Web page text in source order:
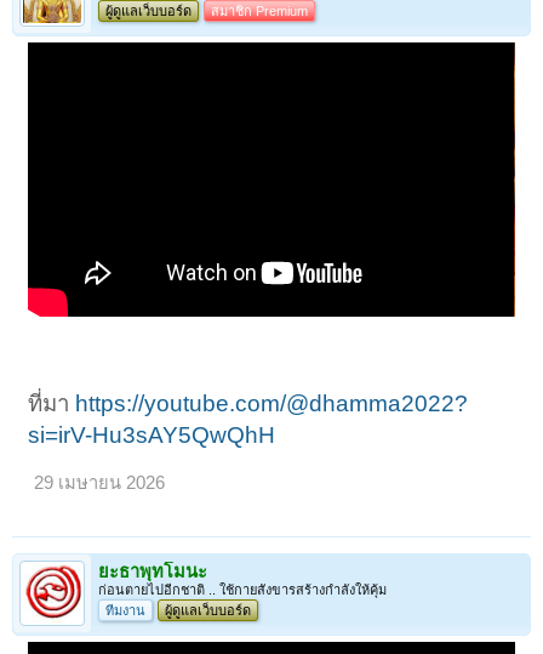
ผู้ดูแลเว็บบอร์ด
สมาชิก Premium
ที่มา https://youtube.com/@dhamma2022?
si=irV-Hu3sAY5QwQhH
29 เมษายน 2026
ยะธาพุทโมนะ
ก่อนตายไปอีกชาติ .. ใช้กายสังขารสร้างกำลังให้คุ้ม
ทีมงาน
ผู้ดูแลเว็บบอร์ด